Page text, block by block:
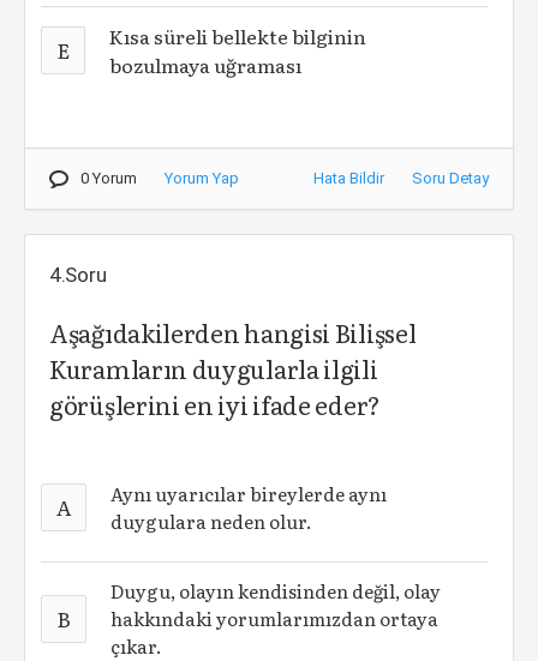
E
Kısa süreli bellekte bilginin
bozulmaya uğraması
0 Yorum Yorum Yap Hata Bildir Soru Detay
4.Soru
Aşağıdakilerden hangisi Bilişsel
Kuramların duygularla ilgili
görüşlerini en iyi ifade eder?
A
Aynı uyarıcılar bireylerde aynı
duygulara neden olur.
B
Duygu, olayın kendisinden değil, olay
hakkındaki yorumlarımızdan ortaya
çıkar.